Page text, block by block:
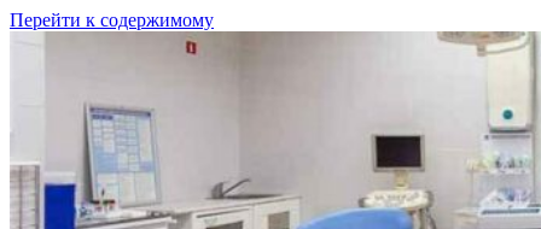
Перейти к содержимому